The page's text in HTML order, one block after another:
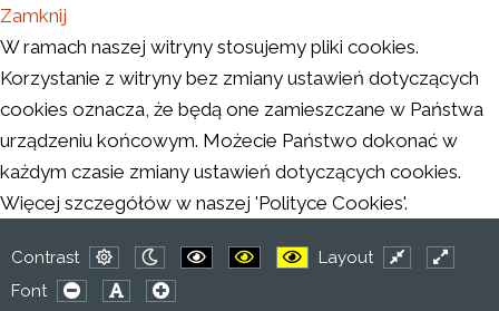
Zamknij
W ramach naszej witryny stosujemy pliki cookies.
Korzystanie z witryny bez zmiany ustawień dotyczących
cookies oznacza, że będą one zamieszczane w Państwa
urządzeniu końcowym. Możecie Państwo dokonać w
każdym czasie zmiany ustawień dotyczących cookies.
Więcej szczegółów w naszej 'Polityce Cookies'.
Contrast
Default
mode
Night
mode
Layout
Font